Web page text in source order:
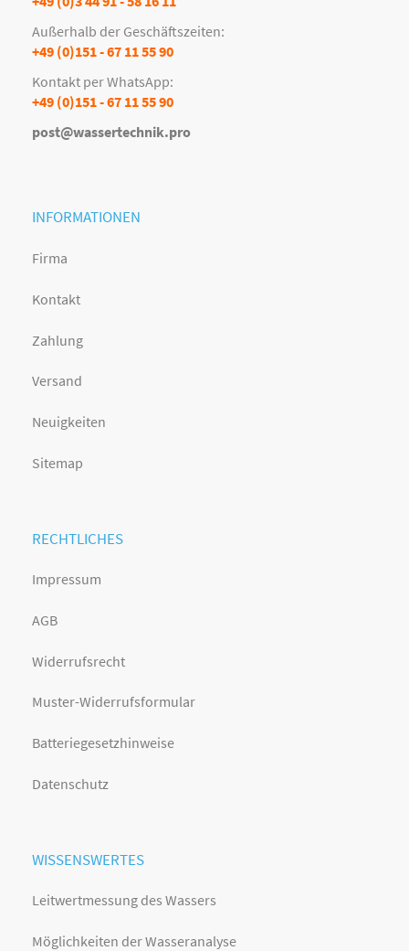
Außerhalb der Geschäftszeiten:
+49 (0)151 - 67 11 55 90
Kontakt per WhatsApp:
+49 (0)151 - 67 11 55 90
post@wassertechnik.pro
INFORMATIONEN
Firma
Kontakt
Zahlung
Versand
Neuigkeiten
Sitemap
RECHTLICHES
Impressum
AGB
Widerrufsrecht
Muster-Widerrufsformular
Batteriegesetzhinweise
Datenschutz
WISSENSWERTES
Leitwertmessung des Wassers
Möglichkeiten der Wasseranalyse